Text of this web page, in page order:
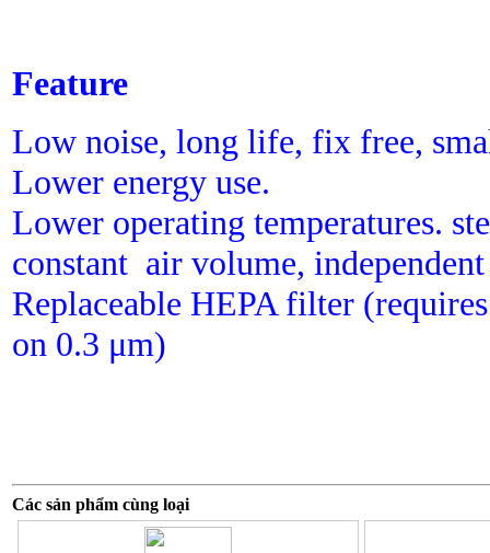
Feature
Low noise, long life, fix free,
Lower energy use.
Lower operating temperatures.
constant air volume,
Replaceable HEPA filter
on 0.3 μm)
Các sản phẩm cùng loại